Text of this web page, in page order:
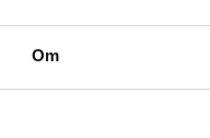
Om